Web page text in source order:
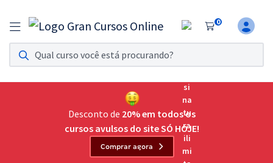
0
Assinatura Ilimitada 11
Acesso a todos os cursos. Teste grátis por 7 dias!
Assinatura OAB Até Passar
Acesso ilimitado a toda preparação para o Exame da
Residências Multiprofissionais
Desconto de 20% em todos os
cursos avulsos do site SÓ HOJE!
Comprar agora